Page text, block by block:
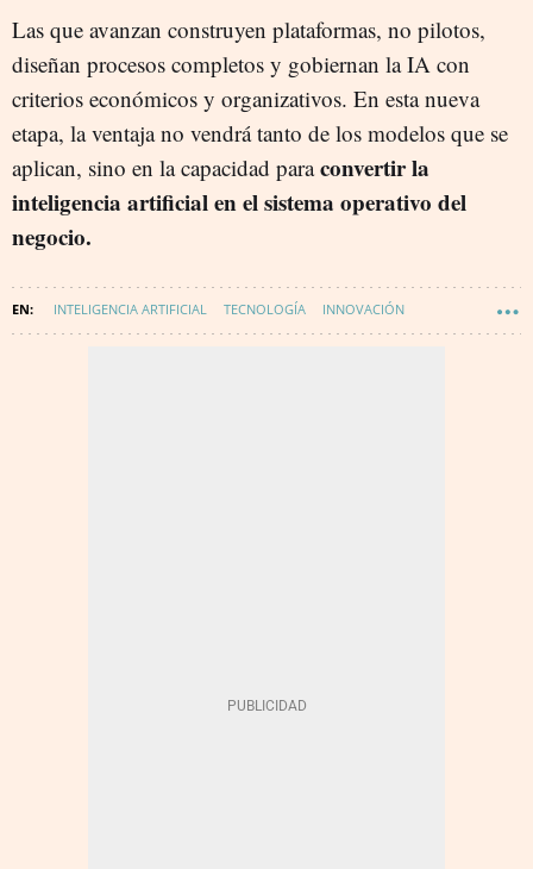
Las que avanzan construyen plataformas, no pilotos,
diseñan procesos completos y gobiernan la IA con
criterios económicos y organizativos. En esta nueva
etapa, la ventaja no vendrá tanto de los modelos que se
aplican, sino en la capacidad paraconvertir la
inteligencia artificial en el sistema operativo del
negocio.
INTELIGENCIA ARTIFICIAL TECNOLOGÍA INNOVACIÓN